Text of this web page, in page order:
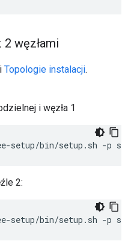
węzłami
Topologie instalacji.
i węzła 1
setup/bin/setup.sh -p
2:
setup/bin/setup.sh -p